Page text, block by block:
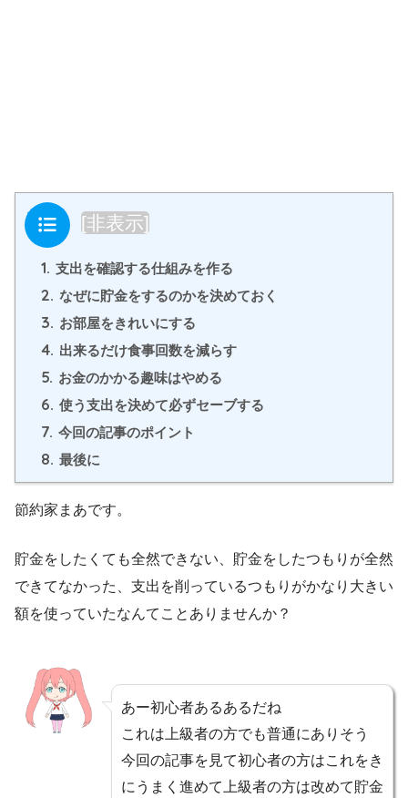
目次 [非表示]
1. 支出を確認する仕組みを作る
2. なぜに貯金をするのかを決めておく
3. お部屋をきれいにする
4. 出来るだけ食事回数を減らす
5. お金のかかる趣味はやめる
6. 使う支出を決めて必ずセーブする
7. 今回の記事のポイント
8. 最後に
節約家まあです。
貯金をしたくても全然できない、貯金をしたつもりが全然
できてなかった、支出を削っているつもりがかなり大きい
額を使っていたなんてことありませんか？
あー初心者あるあるだね
これは上級者の方でも普通にありそう
今回の記事を見て初心者の方はこれをき
にうまく進めて上級者の方は改めて貯金